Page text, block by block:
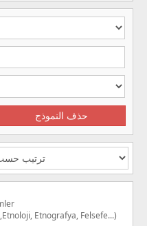
Etnografya, Felsefe...)